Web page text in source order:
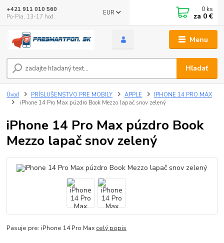
Menu
EUR
Hľadať
+421 911 010 560
Po-Pia, 13-17 hod.
0 ks
za 0 €
Úvod PRÍSLUŠENSTVO PRE MOBILY APPLE
IPHONE 14 PRO MAX
iPhone 14 Pro Max púzdro Book Mezzo lapač snov zelený
iPhone 14 Pro Max púzdro Book
Mezzo lapač snov zelený
Pasuje pre: iPhone 14 Pro Max celý popis